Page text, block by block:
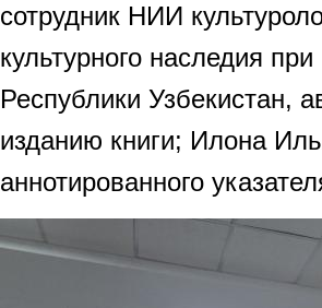
сотрудник НИИ
культурного наследия
Республики Узбекистан,
изданию книги; Илона
аннотированного